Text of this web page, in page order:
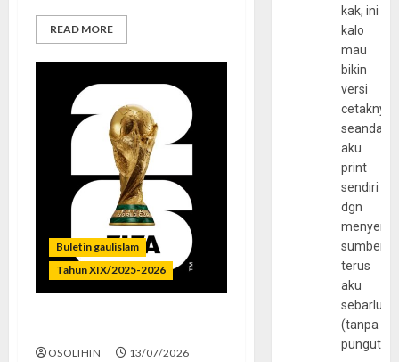
READ MORE
Buletin gaulislam
Tahun XIX/2025-2026
OSOLIHIN
13/07/2026
kak, ini
kalo
mau
bikin
versi
cetaknya
aku
print
sendiri
dgn
sumber
terus
aku
(tanpa